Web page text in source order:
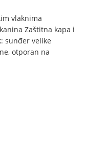
vlaknima
Zaštitna kapa i
sunđer velike
otporan na